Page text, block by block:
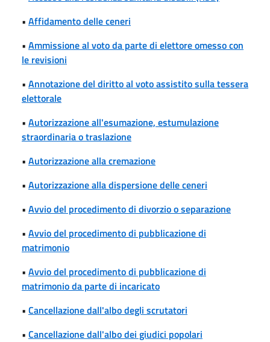
• Affidamento delle ceneri
• Ammissione al voto da parte di elettore omesso con
le revisioni
• Annotazione del diritto al voto assistito sulla tessera
elettorale
• Autorizzazione all'esumazione, estumulazione
straordinaria o traslazione
• Autorizzazione alla cremazione
• Autorizzazione alla dispersione delle ceneri
• Avvio del procedimento di divorzio o separazione
• Avvio del procedimento di pubblicazione di
matrimonio
• Avvio del procedimento di pubblicazione di
matrimonio da parte di incaricato
• Cancellazione dall'albo degli scrutatori
• Cancellazione dall'albo dei giudici popolari